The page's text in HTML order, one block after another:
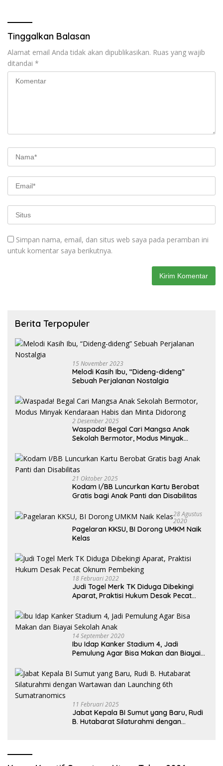
Tinggalkan Balasan
Alamat email Anda tidak akan dipublikasikan. Ruas yang wajib
ditandai *
Simpan nama, email, dan situs web saya pada peramban ini
untuk komentar saya berikutnya.
Berita Terpopuler
15 November 2023
Melodi Kasih Ibu, “Dideng-dideng”
Sebuah Perjalanan Nostalgia
2 Desember 2025
Waspada! Begal Cari Mangsa Anak
Sekolah Bermotor, Modus Minyak
21 Oktober 2025
Kodam I/BB Luncurkan Kartu Berobat
Gratis bagi Anak Panti dan Disabilitas
28 Agustus
2020
Pagelaran KKSU, BI Dorong UMKM Naik
Kelas
18 Februari 2022
Judi Togel Merk TK Diduga Dibekingi
Aparat, Praktisi Hukum Desak Pecat
14 September 2020
Ibu Idap Kanker Stadium 4, Jadi
Pemulung Agar Bisa Makan dan Biayai
11 Februari 2025
Jabat Kepala BI Sumut yang Baru, Rudi
B. Hutabarat Silaturahmi dengan